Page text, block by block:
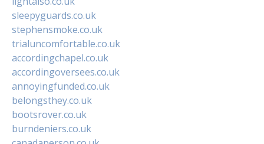
sleepyguards.co.uk
stephensmoke.co.uk
trialuncomfortable.co.uk
accordingchapel.co.uk
accordingoversees.co.uk
annoyingfunded.co.uk
belongsthey.co.uk
bootsrover.co.uk
burndeniers.co.uk